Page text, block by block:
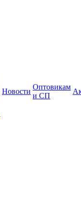
Новости
Оптовикам
и СП